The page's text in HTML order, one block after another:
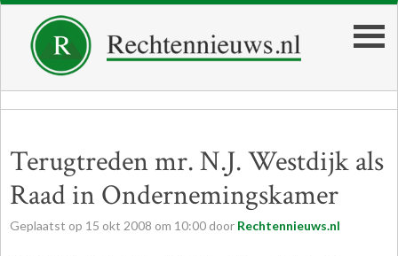
Terugtreden mr. N.J. Westdijk als
Raad in Ondernemingskamer
Geplaatst op 15 okt 2008 om 10:00 door Rechtennieuws.nl